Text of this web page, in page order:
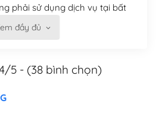
phải sử dụng dịch vụ tại bất
đầy đủ
5 - (38 bình chọn)